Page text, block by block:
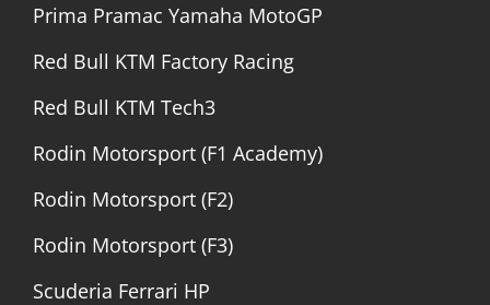
Prima Pramac Yamaha MotoGP
Red Bull KTM Factory Racing
Red Bull KTM Tech3
Rodin Motorsport (F1 Academy)
Rodin Motorsport (F2)
Rodin Motorsport (F3)
Scuderia Ferrari HP